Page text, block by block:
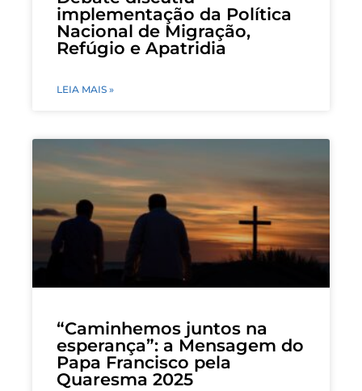
implementação da Política
Nacional de Migração,
Refúgio e Apatridia
LEIA MAIS »
“Caminhemos juntos na
esperança”: a Mensagem do
Papa Francisco pela
Quaresma 2025